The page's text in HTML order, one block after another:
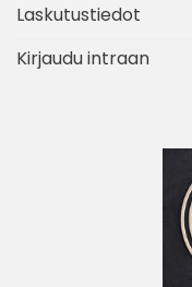
Laskutustiedot
Kirjaudu intraan